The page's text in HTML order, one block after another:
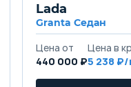
Lada
Granta Седан
440 000 ₽5 238